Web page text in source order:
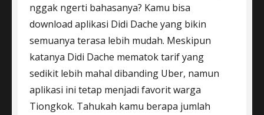
nggak ngerti bahasanya? Kamu bisa
download aplikasi Didi Dache yang bikin
semuanya terasa lebih mudah. Meskipun
katanya Didi Dache mematok tarif yang
sedikit lebih mahal dibanding Uber, namun
aplikasi ini tetap menjadi favorit warga
Tiongkok. Tahukah kamu berapa jumlah